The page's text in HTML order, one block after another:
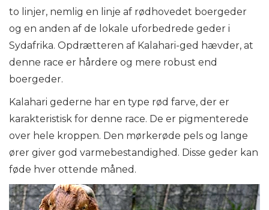
to linjer, nemlig en linje af rødhovedet boergeder
og en anden af ​​de lokale uforbedrede geder i
Sydafrika. Opdrætteren af ​​Kalahari-ged hævder, at
denne race er hårdere og mere robust end
boergeder.
Kalahari gederne har en type rød farve, der er
karakteristisk for denne race. De er pigmenterede
over hele kroppen. Den mørkerøde pels og lange
ører giver god varmebestandighed. Disse geder kan
føde hver ottende måned.